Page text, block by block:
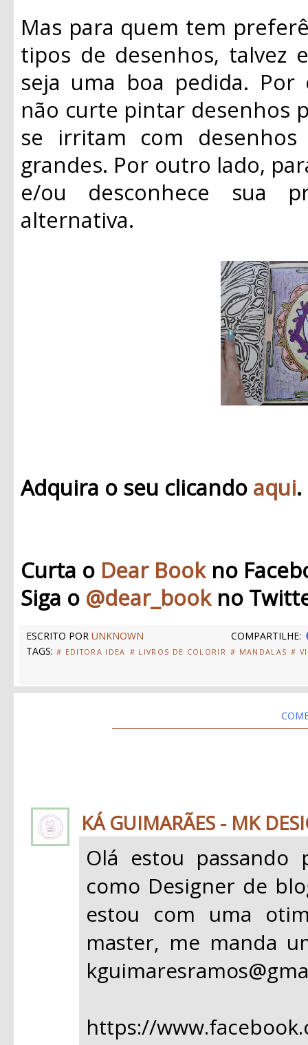
Mas para quem tem
tipos de desenhos, talvez
seja uma boa pedida.
não curte pintar desenhos
se irritam com
grandes. Por outro lado,
e/ou desconhece sua
alternativa.
Adquira o seu clicando aqui.
Curta o Dear Book no
Siga o @dear_bookno
ESCRITO POR UNKNOWN
COMPARTILHE:
TAGS: # EDITORA IDEA # LIVROS DE COLORIR # MANDALAS #
KÁ GUIMARÃES - MK
Olá estou
como Designer de
estou com uma
master, me manda
https://